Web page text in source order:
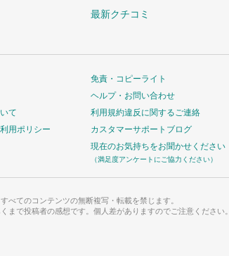
最新クチコミ
て
用ポリシー
免責・コピーライト
ヘルプ・お問い合わせ
利用規約違反に関するご連絡
カスタマーサポートブログ
現在のお気持ちをお聞かせください
（満足度アンケートにご協力ください）
べてのコンテンツの無断複写・転載を禁じます。
まで投稿者の感想です。個人差がありますのでご注意ください。